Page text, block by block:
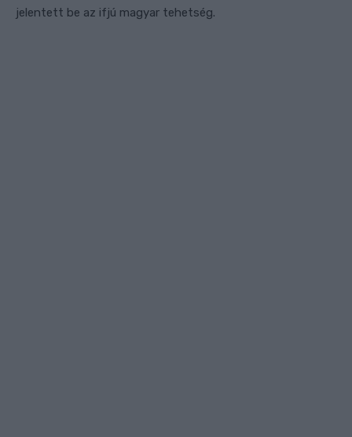
jelentett be az ifjú magyar tehetség.